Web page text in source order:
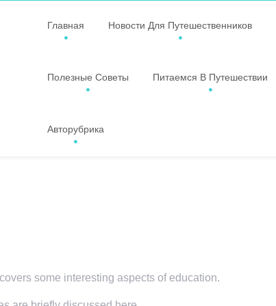
Главная Новости Для Путешественников
Полезные Советы Питаемся В Путешествии
Авторубрика
some interesting aspects of education.